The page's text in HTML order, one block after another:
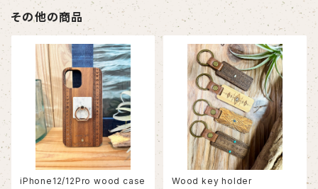
その他の商品
iPhone12/12Pro wood case Wood key holder